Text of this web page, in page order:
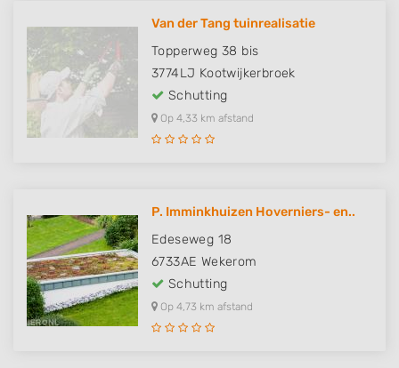
Van der Tang tuinrealisatie
Topperweg 38 bis
3774LJ Kootwijkerbroek
Schutting
Op 4,33 km afstand
P. Imminkhuizen Hoverniers- en..
Edeseweg 18
6733AE Wekerom
Schutting
Op 4,73 km afstand